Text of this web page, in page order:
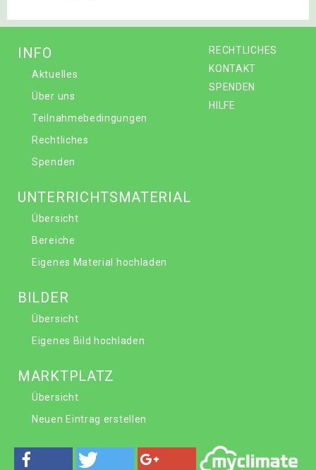
RECHTLICHES
KONTAKT
SPENDEN
HILFE
INFO
Aktuelles
Über uns
Teilnahmebedingungen
Rechtliches
Spenden
UNTERRICHTSMATERIAL
Übersicht
Bereiche
Eigenes Material hochladen
BILDER
Übersicht
Eigenes Bild hochladen
MARKTPLATZ
Übersicht
Neuen Eintrag erstellen